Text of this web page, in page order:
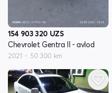
154 903 320 UZS
Chevrolet Gentra II - avlod
2021 50 300 km